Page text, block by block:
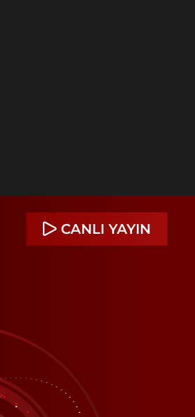
CANLI YAYIN